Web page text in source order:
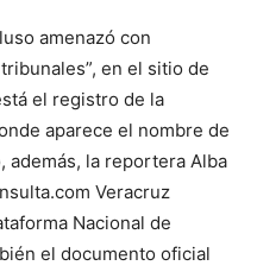
amenazó con
en el sitio de
el registro de la
aparece el nombre de
además, la reportera Alba
Veracruz
Nacional de
el documento oficial